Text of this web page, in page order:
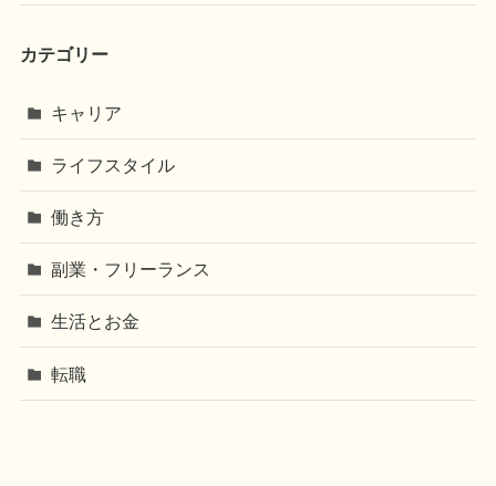
カテゴリー
キャリア
ライフスタイル
働き方
副業・フリーランス
生活とお金
転職